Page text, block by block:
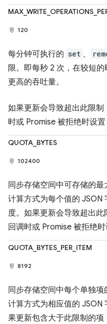
120
每分钟可执行的 set 、
限。即每秒 2 次，在较短
更高的吞吐量。
如果更新会导致超出此限
时或 Promise 被拒绝时设置
QUOTA_BYTES
102400
同步存储空间中可存储的最
计算方式为每个值的 JSON
度。如果更新会导致超出
回调时或 Promise 被拒绝
QUOTA_BYTES_PER_ITEM
8192
同步存储空间中每个单独项
计算方式为相应值的 JSON
果更新包含大于此限制的